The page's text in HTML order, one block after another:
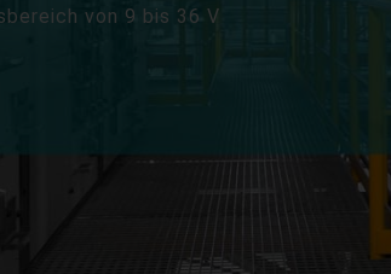
von 9 bis 36 V